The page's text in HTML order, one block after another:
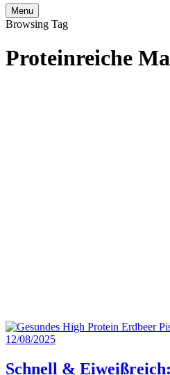
Search
Menu
Browsing Tag
Proteinreiche
12/08/2025
Schnell &